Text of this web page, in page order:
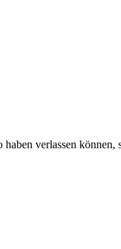
verlassen können,